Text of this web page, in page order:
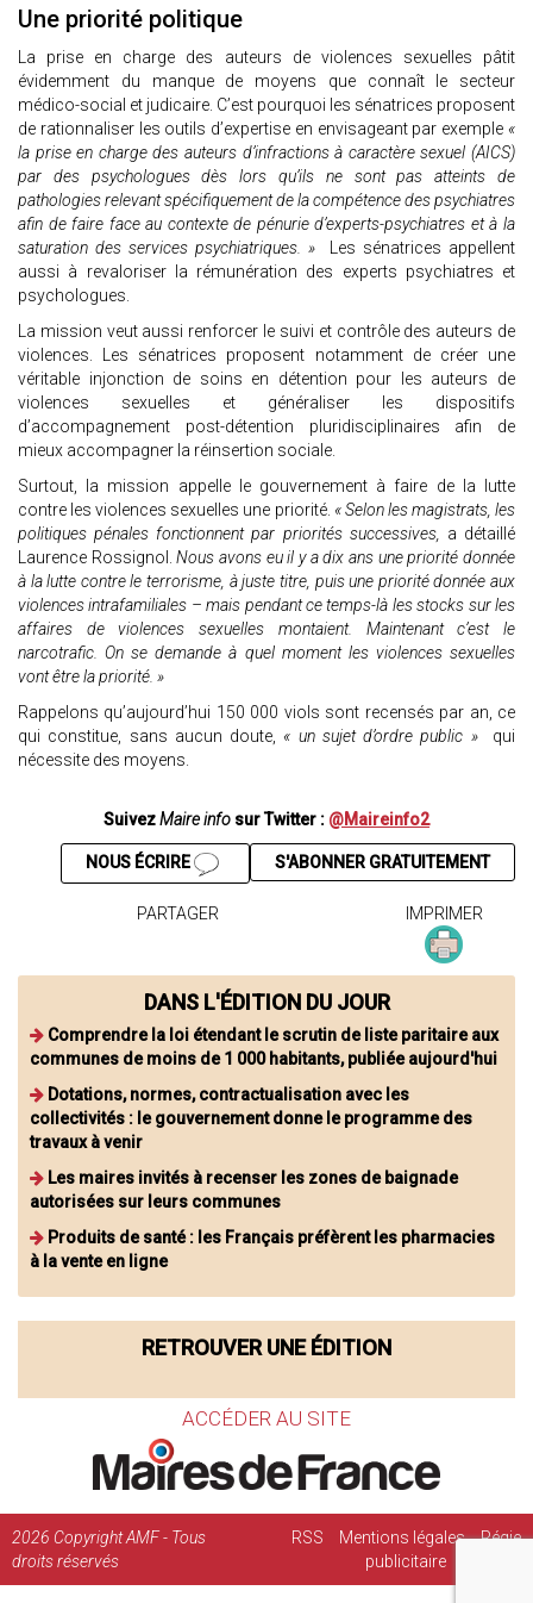
Une priorité politique
La prise en charge des auteurs de violences sexuelles pâtit
évidemment du manque de moyens que connaît le secteur
médico-social et judicaire. C’est pourquoi les sénatrices proposent
de rationnaliser les outils d’expertise en envisageant par exemple «
la prise en charge des auteurs d’infractions à caractère sexuel (AICS)
par des psychologues dès lors qu’ils ne sont pas atteints de
pathologies relevant spécifiquement de la compétence des psychiatres
afin de faire face au contexte de pénurie d’experts-psychiatres et à la
saturation des services psychiatriques. »
Les sénatrices appellent
aussi à revaloriser la rémunération des experts psychiatres et
psychologues.
La mission veut aussi renforcer le suivi et contrôle des auteurs de
violences. Les sénatrices proposent notamment de créer une
véritable injonction de soins en détention pour les auteurs de
violences sexuelles et généraliser les dispositifs
d’accompagnement post-détention pluridisciplinaires afin de
mieux accompagner la réinsertion sociale.
Surtout, la mission appelle le gouvernement à faire de la lutte
contre les violences sexuelles une priorité. « Selon les magistrats, les
politiques pénales fonctionnent par priorités successives, a détaillé
Laurence Rossignol.Nous avons eu il y a dix ans une priorité donnée
à la lutte contre le terrorisme, à juste titre, puis une priorité donnée aux
violences intrafamiliales – mais pendant ce temps-là les stocks sur les
affaires de violences sexuelles montaient. Maintenant c’est le
narcotrafic. On se demande à quel moment les violences sexuelles
vont être la priorité. »
Rappelons qu’aujourd’hui 150 000 viols sont recensés par an, ce
qui constitue, sans aucun doute, « un sujet d’ordre public »
qui
nécessite des moyens.
SuivezMaire info sur Twitter : @Maireinfo2
S'ABONNER GRATUITEMENT
NOUS ÉCRIRE
PARTAGER IMPRIMER
DANS L'ÉDITION DU JOUR
Comprendre la loi étendant le scrutin de liste paritaire aux
communes de moins de 1 000 habitants, publiée aujourd'hui
Dotations, normes, contractualisation avec les
collectivités : le gouvernement donne le programme des
travaux à venir
Les maires invités à recenser les zones de baignade
autorisées sur leurs communes
Produits de santé : les Français préfèrent les pharmacies
à la vente en ligne
RETROUVER UNE ÉDITION
ACCÉDER AU SITE
2026 Copyright AMF - Tous
droits réservés
RSS Mentions légales
Régie
publicitaire